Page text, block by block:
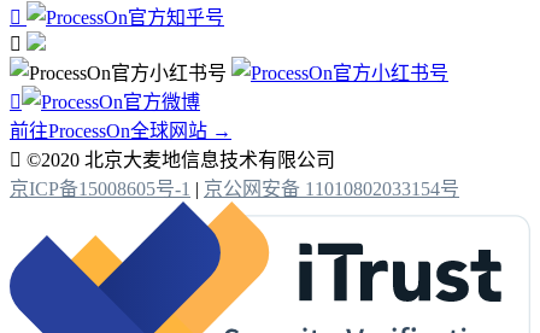



前往ProcessOn全球网站 →
 ©2020 北京大麦地信息技术有限公司
京ICP备15008605号-1 | 京公网安备 11010802033154号